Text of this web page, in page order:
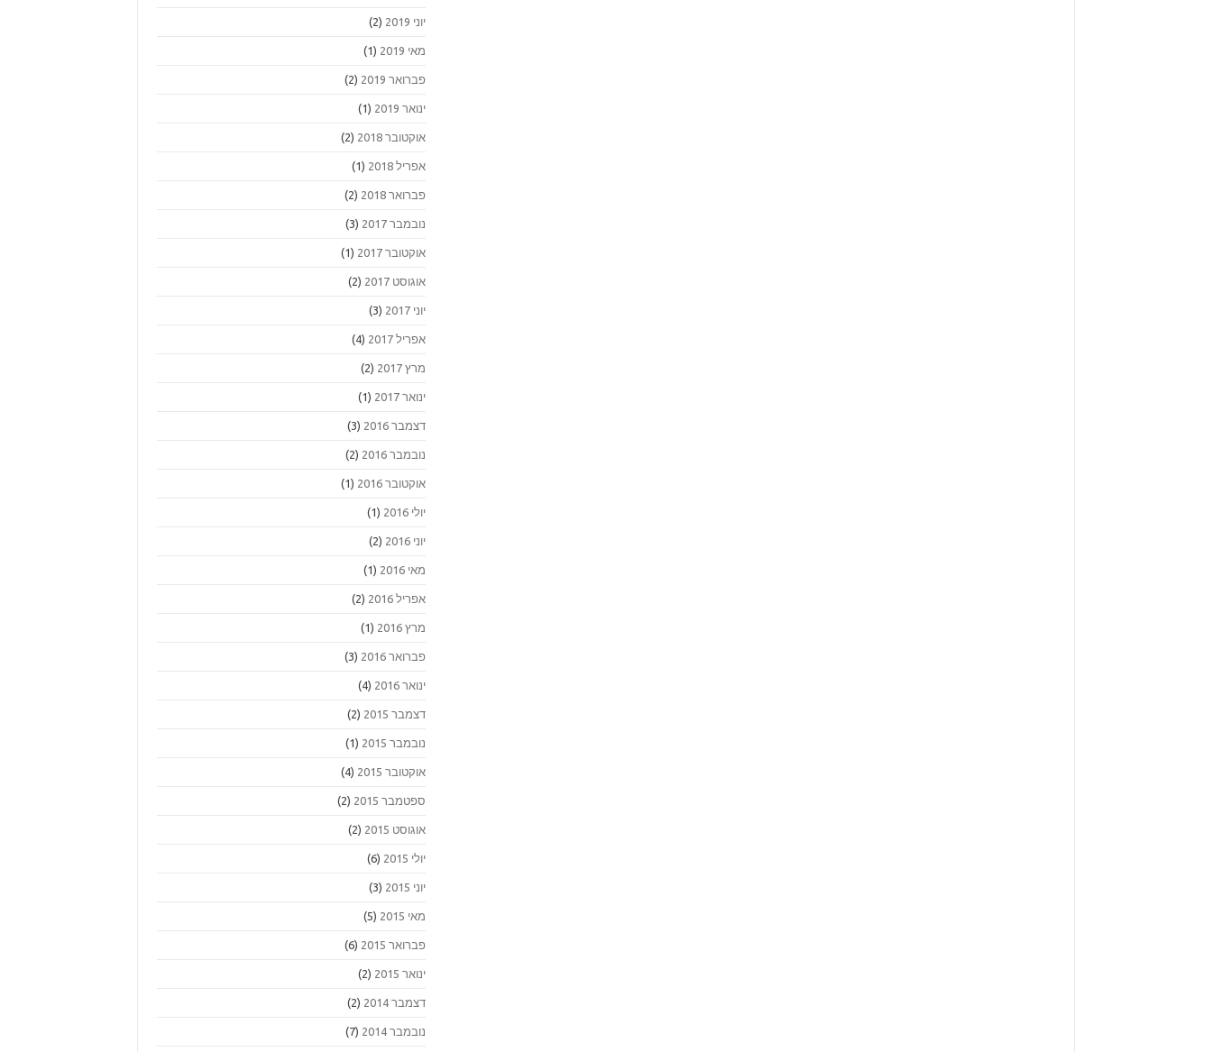
יוני 2019 (2)
מאי 2019 (1)
פברואר 2019 (2)
ינואר 2019 (1)
אוקטובר 2018 (2)
אפריל 2018 (1)
פברואר 2018 (2)
נובמבר 2017 (3)
אוקטובר 2017 (1)
אוגוסט 2017 (2)
יוני 2017 (3)
אפריל 2017 (4)
מרץ 2017 (2)
ינואר 2017 (1)
דצמבר 2016 (3)
נובמבר 2016 (2)
אוקטובר 2016 (1)
יולי 2016 (1)
יוני 2016 (2)
מאי 2016 (1)
אפריל 2016 (2)
מרץ 2016 (1)
פברואר 2016 (3)
ינואר 2016 (4)
דצמבר 2015 (2)
נובמבר 2015 (1)
אוקטובר 2015 (4)
ספטמבר 2015 (2)
אוגוסט 2015 (2)
יולי 2015 (6)
יוני 2015 (3)
מאי 2015 (5)
פברואר 2015 (6)
ינואר 2015 (2)
דצמבר 2014 (2)
נובמבר 2014 (7)